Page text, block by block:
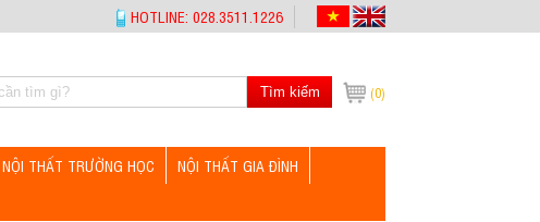
HOTLINE: 028.3511.1226
(0)
Tìm kiếm
NỘI THẤT TRƯỜNG HỌC
NỘI THẤT GIA ĐÌNH